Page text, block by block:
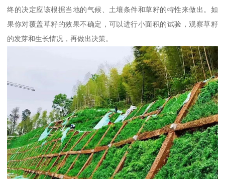
终的决定应该根据当地的气候、土壤条件和草籽的特性来做出。如
果你对覆盖草籽的效果不确定，可以进行小面积的试验，观察草籽
的发芽和生长情况，再做出决策。